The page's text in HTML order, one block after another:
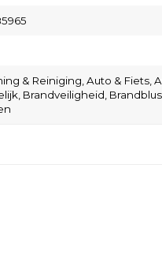
& Reiniging, Auto & Fiets,
Brandveiligheid,